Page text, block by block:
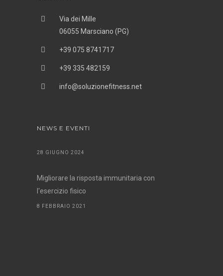
Via dei Mille
06055 Marsciano (PG)
+39 075 8741717
+39 335 482159
info@soluzionefitness.net
NEWS E EVENTI
28 GIUGNO 2024
Migliorare la risposta immunitaria con
l'esercizio fisico
8 FEBBRAIO 2021